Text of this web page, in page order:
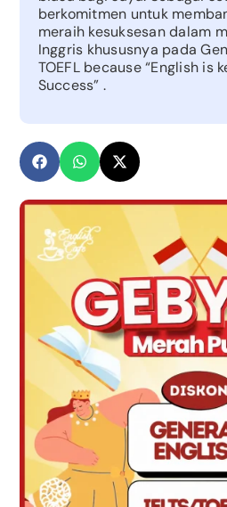
berkomitmen untuk
meraih kesuksesan dalam
Inggris khususnya pada
TOEFL because “English is
Success” .